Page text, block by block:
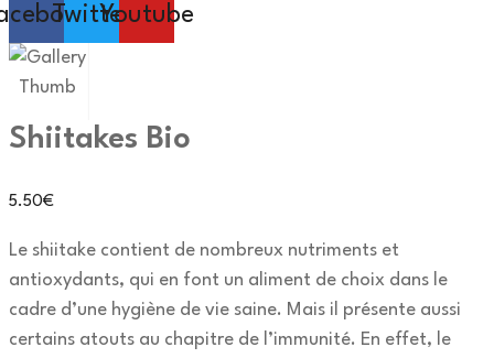
TwitterYoutube
Shiitakes Bio
5.50€
Le shiitake contient de nombreux nutriments et
antioxydants, qui en font un aliment de choix dans le
cadre d’une hygiène de vie saine. Mais il présente aussi
certains atouts au chapitre de l’immunité. En effet, le